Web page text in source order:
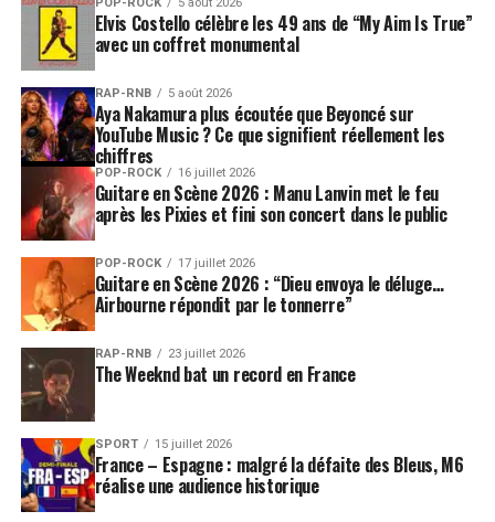
Elvis Costello célèbre les 49 ans de “My Aim Is True”
avec un coffret monumental
RAP-RNB 5 août 2026
Aya Nakamura plus écoutée que Beyoncé sur
YouTube Music ? Ce que signifient réellement les
chiffres
POP-ROCK 16 juillet 2026
Guitare en Scène 2026 : Manu Lanvin met le feu
après les Pixies et fini son concert dans le public
POP-ROCK 17 juillet 2026
Guitare en Scène 2026 : “Dieu envoya le déluge…
Airbourne répondit par le tonnerre”
RAP-RNB 23 juillet 2026
The Weeknd bat un record en France
SPORT 15 juillet 2026
France – Espagne : malgré la défaite des Bleus, M6
réalise une audience historique